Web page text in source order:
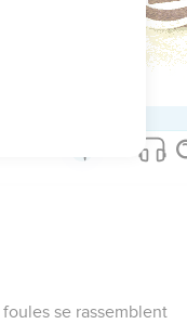
? (9-51) Ayez du sel en
se rassemblent